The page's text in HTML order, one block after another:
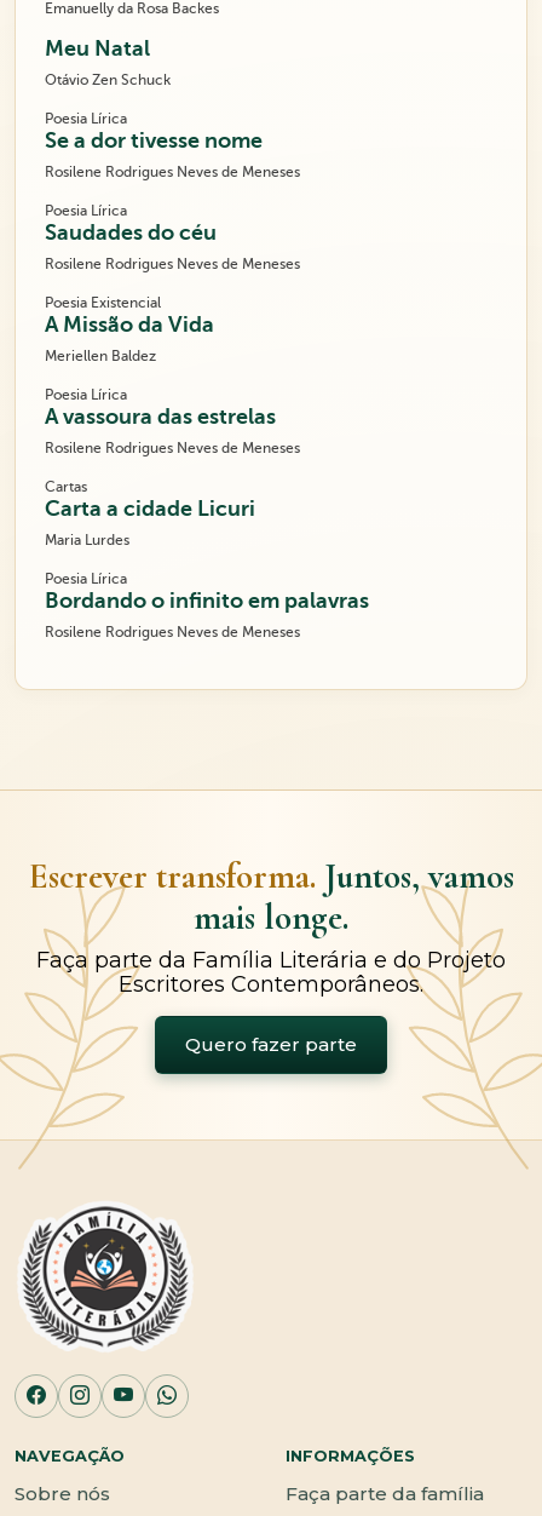
Emanuelly da Rosa Backes
Meu Natal
Otávio Zen Schuck
Poesia Lírica
Se a dor tivesse nome
Rosilene Rodrigues Neves de Meneses
Poesia Lírica
Saudades do céu
Rosilene Rodrigues Neves de Meneses
Poesia Existencial
A Missão da Vida
Meriellen Baldez
Poesia Lírica
A vassoura das estrelas
Rosilene Rodrigues Neves de Meneses
Cartas
Carta a cidade Licuri
Maria Lurdes
Poesia Lírica
Bordando o infinito em palavras
Rosilene Rodrigues Neves de Meneses
Escrever transforma. Juntos, vamos
mais longe.
Faça parte da Família Literária e do Projeto
Escritores Contemporâneos.
Quero fazer parte
NAVEGAÇÃO
Sobre nós
INFORMAÇÕES
Faça parte da família